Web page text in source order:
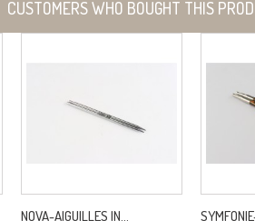
CUSTOMERS WHO BOUGHT THIS
NOVA-AIGUILLES IN...